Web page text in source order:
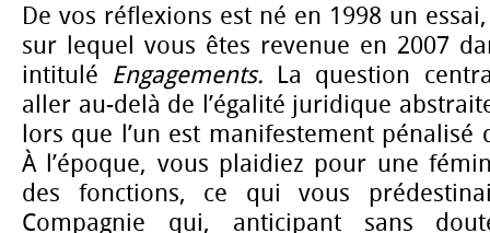
De vos réflexions est né en 1998 un
sur lequel vous êtes revenue en 2007
intitulé Engagements. La question
aller au-delà de l’égalité juridique
lors que l’un est manifestement pénalisé
À l’époque, vous plaidiez pour une
des fonctions, ce qui vous
Compagnie qui, anticipant sans